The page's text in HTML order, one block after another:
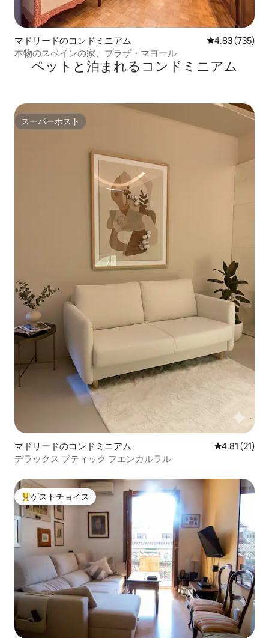
マドリードのコンドミニアム レビュー735
4.83 (735)
本物のスペインの家、プラザ・マヨール
ペットと泊まれるコンドミニアム
スーパーホスト
スーパーホスト
マドリードのコンドミニアム レビュー21
4.81 (21)
デラックス ブティック フエンカルラル
大好評のゲストチョイスです。
ゲストチョイス